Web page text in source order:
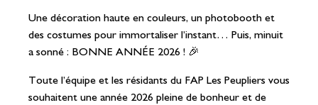
Une décoration haute en couleurs, un photobooth et
des costumes pour immortaliser l’instant… Puis, minuit
a sonné : BONNE ANNÉE 2026 ! 🎉
Toute l’équipe et les résidants du FAP Les Peupliers vous
souhaitent une année 2026 pleine de bonheur et de